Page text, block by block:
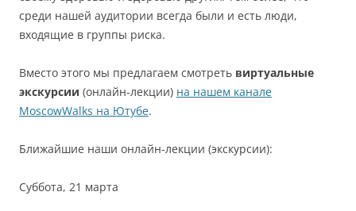
среди нашей аудитории всегда были и есть люди,
входящие в группы риска.
Вместо этого мы предлагаем смотреть виртуальные
экскурсии (онлайн-лекции) на нашем канале
MoscowWalks на Ютубе.
Ближайшие наши онлайн-лекции (экскурсии):
Суббота, 21 марта